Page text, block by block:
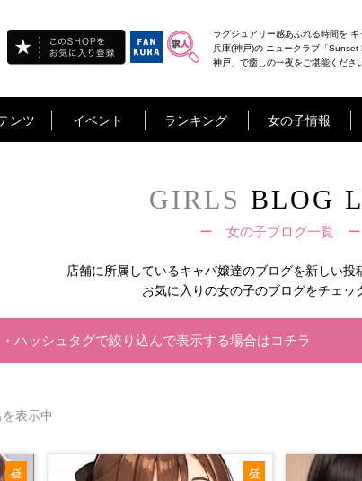
ラグジュアリー感あふれる時間を キ
兵庫(神戸)の ニュークラブ「
神戸」で癒しの一夜をご堪能くださ
ンツ イベント ランキング 女の子情報
GIRLS BLOG
ー 女の子ブログ一覧 ー
店舗に所属しているキャバ嬢達のブログを新しい投
お気に入りの女の子のブログをチェッ
ハッシュタグで絞り込んで表示する場合はコチラ
表示中
昼 昼